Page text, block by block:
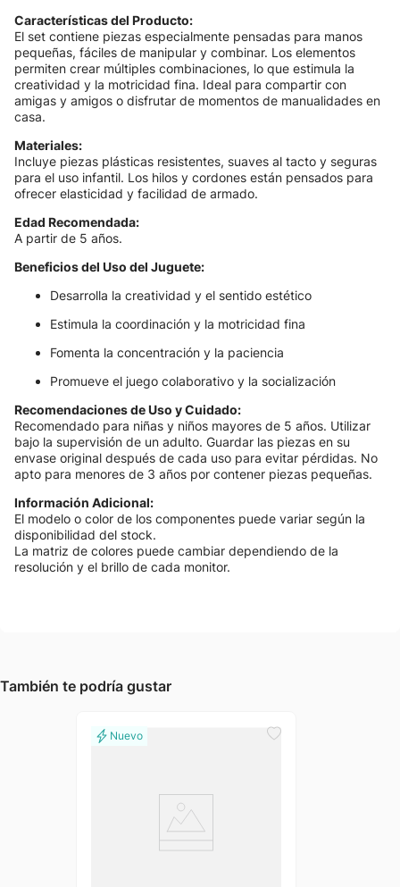
Características del Producto:
El set contiene piezas especialmente pensadas para manos
pequeñas, fáciles de manipular y combinar. Los elementos
permiten crear múltiples combinaciones, lo que estimula la
creatividad y la motricidad fina. Ideal para compartir con
amigas y amigos o disfrutar de momentos de manualidades en
casa.
Materiales:
Incluye piezas plásticas resistentes, suaves al tacto y seguras
para el uso infantil. Los hilos y cordones están pensados para
ofrecer elasticidad y facilidad de armado.
Edad Recomendada:
A partir de 5 años.
Beneficios del Uso del Juguete:
Desarrolla la creatividad y el sentido estético
Estimula la coordinación y la motricidad fina
Fomenta la concentración y la paciencia
Promueve el juego colaborativo y la socialización
Recomendaciones de Uso y Cuidado:
Recomendado para niñas y niños mayores de 5 años. Utilizar
bajo la supervisión de un adulto. Guardar las piezas en su
envase original después de cada uso para evitar pérdidas. No
apto para menores de 3 años por contener piezas pequeñas.
Información Adicional:
El modelo o color de los componentes puede variar según la
disponibilidad del stock.
La matriz de colores puede cambiar dependiendo de la
resolución y el brillo de cada monitor.
También te podría gustar